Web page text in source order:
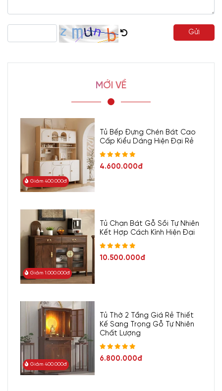
Gửi
MỚI VỀ
Giảm 400.000đ
Tủ Bếp Đựng Chén Bát Cao
Cấp Kiểu Dáng Hiện Đại Rẻ
4.600.000đ
Giảm 1.000.000đ
Tủ Chạn Bát Gỗ Sồi Tự Nhiên
Kết Hợp Cách Kính Hiện Đại
10.500.000đ
Giảm 400.000đ
Tủ Thờ 2 Tầng Giá Rẻ Thiết
Kế Sang Trọng Gỗ Tự Nhiên
Chất Lượng
6.800.000đ